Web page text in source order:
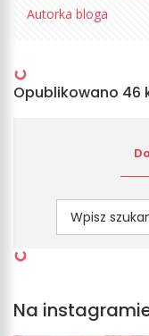
Autorka bloga
Opublikowano 46
Na